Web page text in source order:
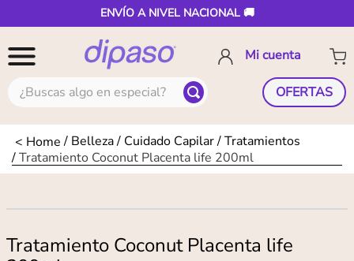
ENVÍO A NIVEL NACIONAL 🚚
¿Buscas algo en especial? OFERTAS
Belleza Cuidado Capilar Tratamientos
Tratamiento Coconut Placenta life 200ml
Tratamiento Coconut Placenta life